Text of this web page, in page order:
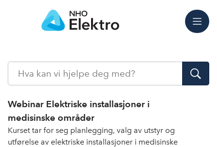
Meny
Søk
Webinar Elektriske installasjoner i
medisinske områder
Kurset tar for seg planlegging, valg av utstyr og
utførelse av elektriske installasjoner i medisinske